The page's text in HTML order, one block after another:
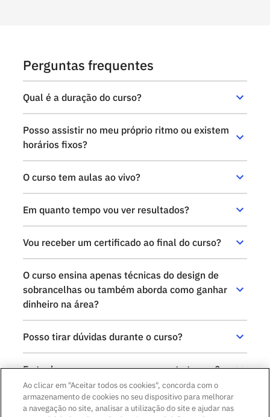
Perguntas frequentes
Qual é a duração do curso?
Posso assistir no meu próprio ritmo ou existem
horários fixos?
O curso tem aulas ao vivo?
Em quanto tempo vou ver resultados?
Vou receber um certificado ao final do curso?
O curso ensina apenas técnicas do design de
sobrancelhas ou também aborda como ganhar
dinheiro na área?
Posso tirar dúvidas durante o curso?
Eu tenho acesso ao curso por quanto tempo?
Ao clicar em "Aceitar todos os cookies", concorda com o
armazenamento de cookies no seu dispositivo para melhorar
a navegação no site, analisar a utilização do site e ajudar nas